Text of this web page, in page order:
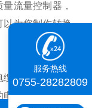
流量控制器，
以为您制作转换
缆。在这种情况
电源连接到该质
服务热线
0755-28282809